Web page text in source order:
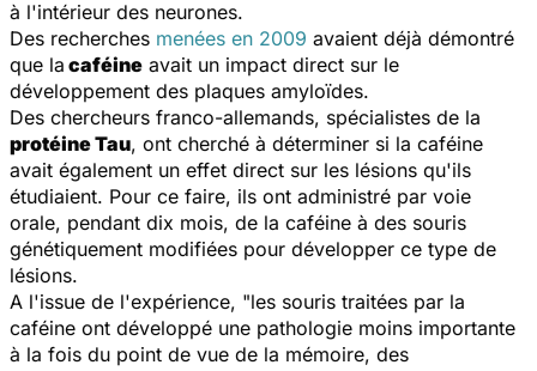
à l'intérieur des neurones.
Des recherches menées en 2009 avaient déjà démontré
que la caféine avait un impact direct sur le
développement des plaques amyloïdes.
Des chercheurs franco-allemands, spécialistes de la
protéine Tau, ont cherché à déterminer si la caféine
avait également un effet direct sur les lésions qu'ils
étudiaient. Pour ce faire, ils ont administré par voie
orale, pendant dix mois, de la caféine à des souris
génétiquement modifiées pour développer ce type de
lésions.
A l'issue de l'expérience, "les souris traitées par la
caféine ont développé une pathologie moins importante
à la fois du point de vue de la mémoire, des